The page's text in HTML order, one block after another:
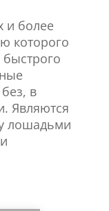
и более
которого
в
Являются
лошадьми